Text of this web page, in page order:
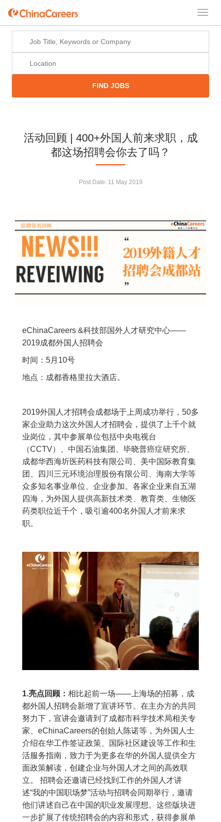
FIND JOBS
活动回顾 | 400+外国人前来求职，成
都这场招聘会你去了吗？
Post Date: 11 May 2019
eChinaCareers &科技部国外人才研究中心——
2019成都外国人招聘会
时间：5月10号
地点：成都香格里拉大酒店。
2019外国人才招聘会成都场于上周成功举行，50多
家企业助力这次外国人才招聘会，提供了上千个就
业岗位，其中参展单位包括中央电视台
（CCTV）、中国石油集团、毕晓普癌症研究所、
成都华西海圻医药科技有限公司、美中国际教育集
团、四川三元环境治理股份有限公司、海南大学等
众多知名事业单位、企业参加。各家企业来自五湖
四海，为外国人提供高新技术类、教育类、生物医
药类职位近千个，吸引逾400名外国人才前来求
职。
1.亮点回顾： 相比起前一场——上海场的招募，成
都外国人招聘会新增了宣讲环节。在主办方的共同
努力下，宣讲会邀请到了成都市科学技术局相关专
家、eChinaCareers的创始人陈诺等，为外国人士
介绍在华工作签证政策、国际社区建设等工作和生
活服务指南，致力于为更多在华的外国人提供全方
面政策解读，创建企业与外国人才之间的高效联
立。 招聘会还邀请已经找到工作的外国人才讲
述“我的中国职场梦”活动与招聘会同期举行，邀请
他们讲述自己在中国的职业发展理想。这些版块进
一步扩展了传统招聘会的内容和形式，获得参展单